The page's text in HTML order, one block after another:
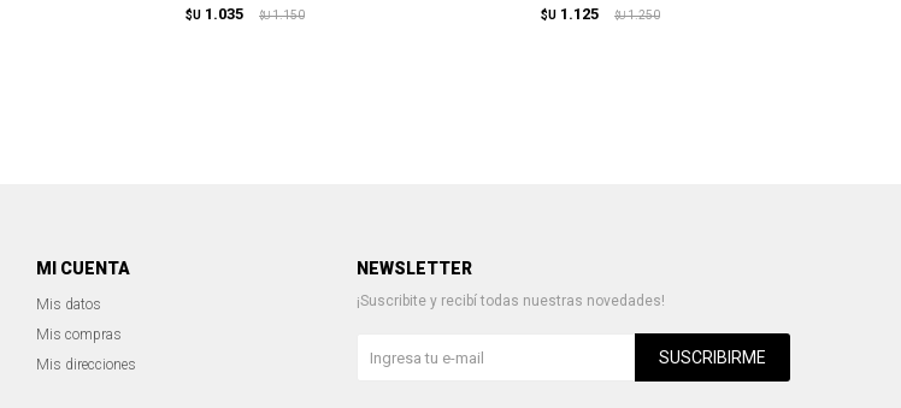
$U 1.035 $U 1.150 $U 1.125 $U 1.250
MI CUENTA
Mis datos
Mis compras
Mis direcciones
NEWSLETTER
¡Suscribite y recibí todas nuestras novedades!
SUSCRIBIRME